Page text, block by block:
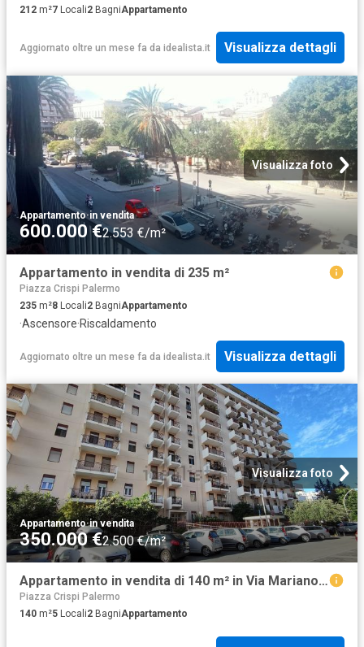
212 m²7 Locali2 BagniAppartamento
Aggiornato oltre un mese fa da idealista.it Visualizza dettagli
Visualizza foto
Appartamento·in vendita
600.000 €2.553 €/m²
Appartamento in vendita di 235 m²
Piazza Crispi Palermo
235 m²8 Locali2 BagniAppartamento
·Ascensore·Riscaldamento
Aggiornato oltre un mese fa da idealista.it Visualizza dettagli
Visualizza foto
Appartamento·in vendita
350.000 €2.500 €/m²
Appartamento in vendita di 140 m² in Via Mariano D&apos Amelio, 19
Piazza Crispi Palermo
140 m²5 Locali2 BagniAppartamento